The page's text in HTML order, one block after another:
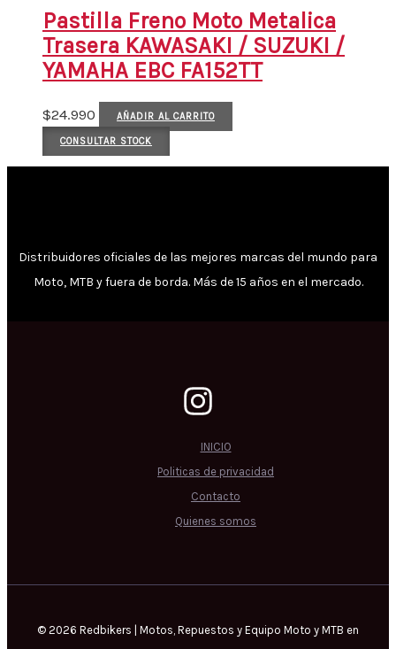
Pastilla Freno Moto Metalica
Trasera KAWASAKI / SUZUKI /
YAMAHA EBC FA152TT
$24.990 AÑADIR AL CARRITO
CONSULTAR STOCK
Distribuidores oficiales de las mejores marcas del mundo para
Moto, MTB y fuera de borda. Más de 15 años en el mercado.
INICIO
Politicas de privacidad
Contacto
Quienes somos
© 2026 Redbikers | Motos, Repuestos y Equipo Moto y MTB en